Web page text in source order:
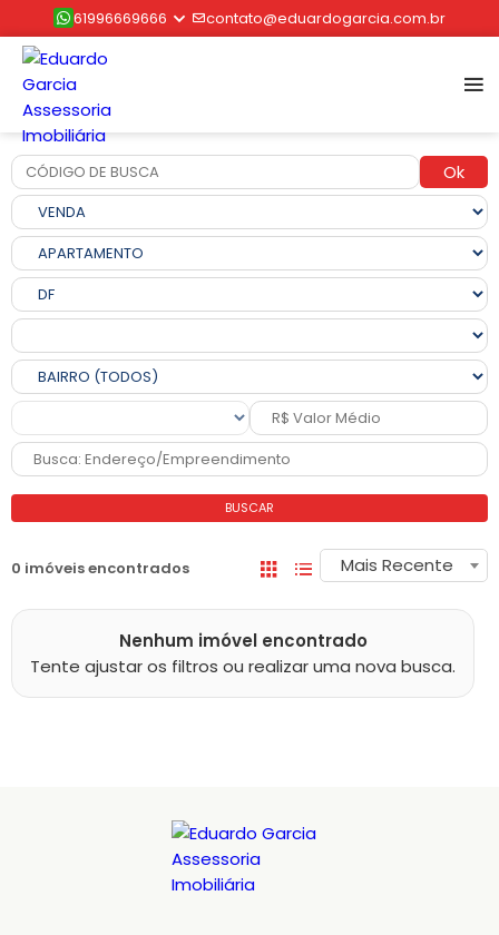
61996669666 contato@eduardogarcia.com.br
Ok
BUSCAR
0 imóveis encontrados Mais Recente
Nenhum imóvel encontrado
Tente ajustar os filtros ou realizar uma nova busca.